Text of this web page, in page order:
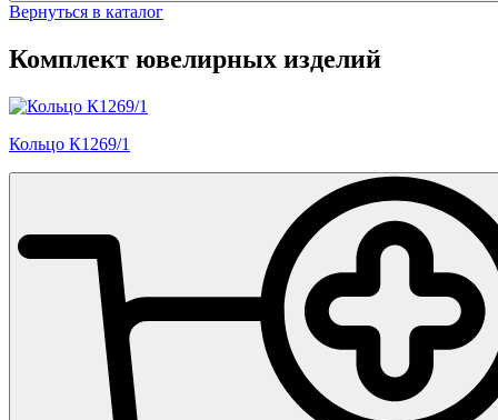
Вернуться в каталог
Комплект ювелирных изделий
Кольцо К1269/1